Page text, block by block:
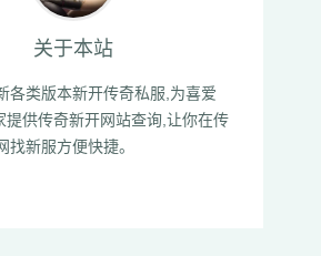
关于本站
各类版本新开传奇私服,为喜爱
提供传奇新开网站查询,让你在传
找新服方便快捷。